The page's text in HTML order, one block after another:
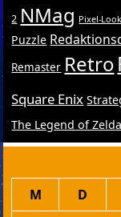
2 NMag Pixel-Look
Puzzle
Remaster Retro
Square Enix
The Legend of Zelda
M D